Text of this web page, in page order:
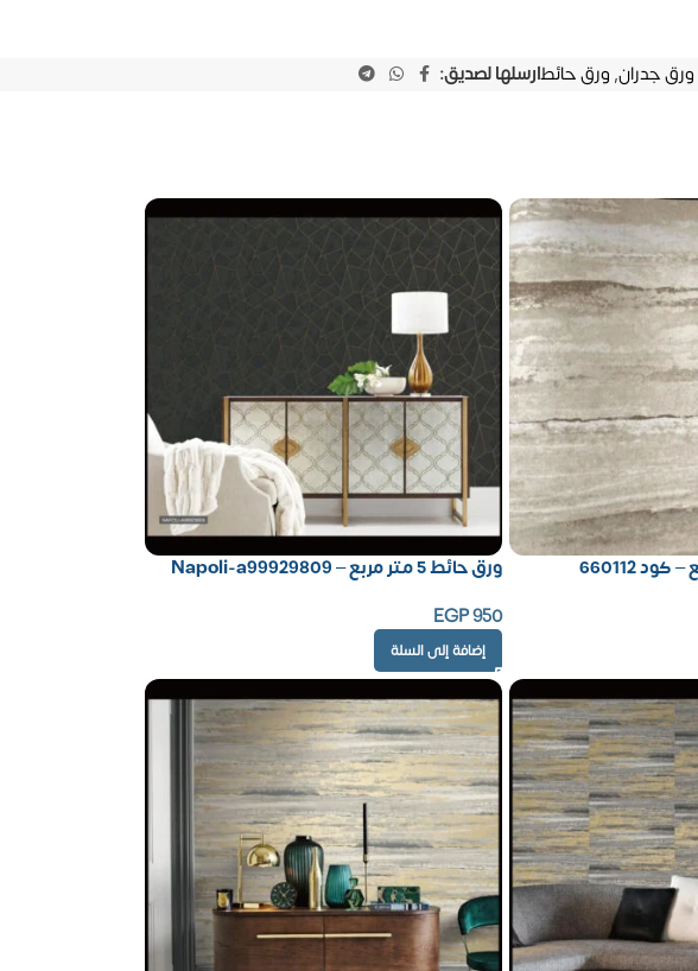
ورق جدران, ورق حائطارسلها لصديق:
ورق حائط 5 متر مربع – Napoli-a99929809
EGP950
إضافة إلى السلة